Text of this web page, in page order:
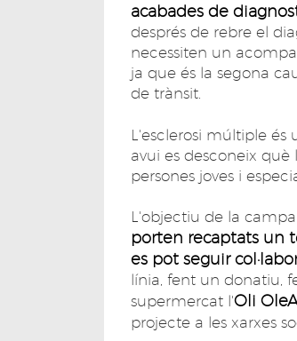
acabades de
després de rebre el
necessiten un
ja que és la segona
de trànsit.
L'esclerosi múltiple és
avui es desconeix
persones joves i
L'objectiu de la
porten recaptats un
es pot seguir
línia, fent un donatiu,
supermercat l'Oli
projecte a les xarxes